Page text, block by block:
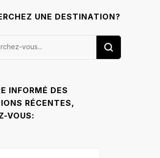
UNE DESTINATION?
INFORMÉ DES
RÉCENTES,
VOUS: